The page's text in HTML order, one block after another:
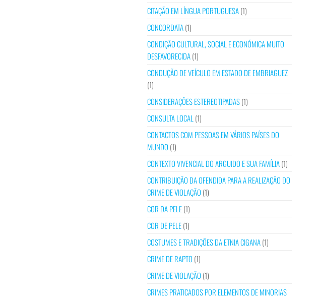
CITAÇÃO EM LÍNGUA PORTUGUESA(1)
CONCORDATA(1)
CONDIÇÃO CULTURAL, SOCIAL E ECONÓMICA MUITO
DESFAVORECIDA(1)
CONDUÇÃO DE VEÍCULO EM ESTADO DE EMBRIAGUEZ
(1)
CONSIDERAÇÕES ESTEREOTIPADAS(1)
CONSULTA LOCAL (1)
CONTACTOS COM PESSOAS EM VÁRIOS PAÍSES DO
MUNDO (1)
CONTEXTO VIVENCIAL DO ARGUIDO E SUA FAMÍLIA(1)
CONTRIBUIÇÃO DA OFENDIDA PARA A REALIZAÇÃO DO
CRIME DE VIOLAÇÃO (1)
COR DA PELE(1)
COR DE PELE(1)
COSTUMES E TRADIÇÕES DA ETNIA CIGANA(1)
CRIME DE RAPTO (1)
CRIME DE VIOLAÇÃO (1)
CRIMES PRATICADOS POR ELEMENTOS DE MINORIAS